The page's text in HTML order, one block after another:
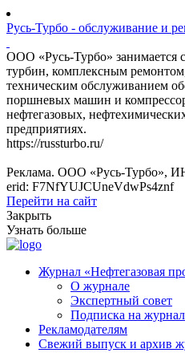
Русь-Турбо - обслуживание и
ООО «Русь-Турбо» занимается
турбин, комплексным
техническим обслуживанием
поршневых машин и
нефтегазовых,
предприятиях.
https://russturbo.ru/
Реклама. ООО «Русь-Турбо»,
erid: F7NfYUJCUneVdwPs4znf
Перейти на сайт
Закрыть
Узнать больше
Журнал «Нефтегазовая
О журнале
Экспертный совет
Подписка на журнал
Рекламодателям
Свежий выпуск и архив